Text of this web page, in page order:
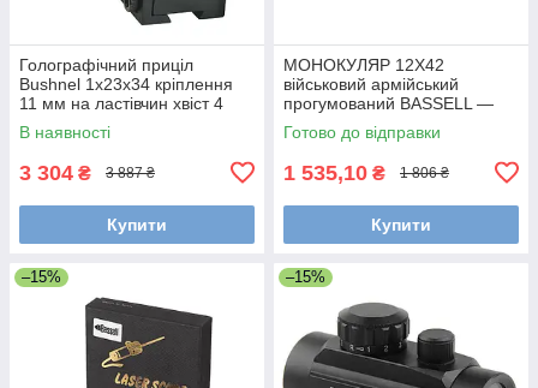
Голографічний приціл
Bushnel 1x23x34 кріплення
11 мм на ластівчин хвіст 4
види прицільної марки 2
кольори
В наявності
3 304 ₴ 3 887 ₴
Купити
МОНОКУЛЯР 12X42
військовий армійський
прогумований BASSELL —
MONO
Готово до відправки
1 535,10 ₴ 1 806 ₴
Купити
–15% –15%